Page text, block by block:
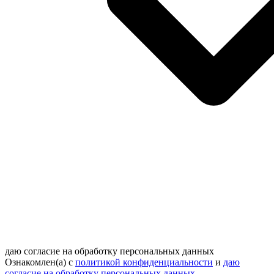
даю согласие на обработку персональных данных
Ознакомлен(а) с политикой конфиденциальности и даю